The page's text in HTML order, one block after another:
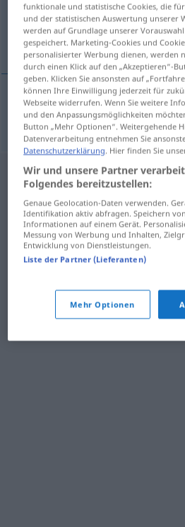
Übersicht aller
(Für mehr Details die Übersetzung
überworfen → siehe „überwerfen“
funktionale und statistische Cookies, die
und der statistischen Auswertung unserer
werden auf Grundlage unserer
gespeichert. Marketing-Cookies und
personalisierter Werbung dienen, werden
durch einen Klick auf den „Akzeptieren“-
geben. Klicken Sie ansonsten auf
können Ihre Einwilligung jederzeit für
Webseite widerrufen. Wenn Sie weitere
und den Anpassungsmöglichkeiten
Button „Mehr Optionen“. Weitergehende
Datenverarbeitung entnehmen Sie
Datenschutzerklärung. Hier finden Sie
Wir und unsere Partner
Folgendes bereitzustellen:
Genaue Geolocation-Daten verwenden.
Identifikation aktiv abfragen. Speichern
Informationen auf einem Gerät.
Messung von Werbung und Inhalten,
Entwicklung von Dienstleistungen.
Liste der Partner (Lieferanten)
Mehr Optionen